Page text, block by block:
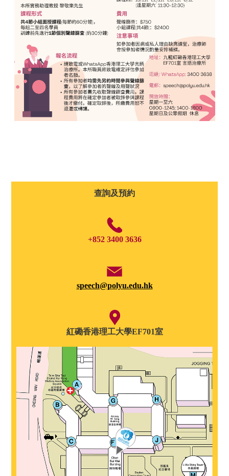
查詢及預約
+852 3400 3636
speech@polyu.edu.hk
紅磡香港理工大學EF701室